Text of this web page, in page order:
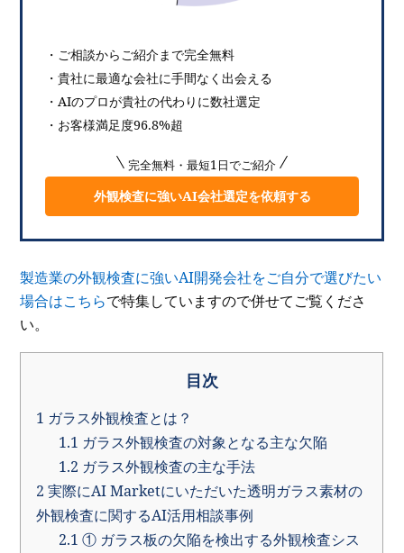
・ご相談からご紹介まで完全無料
・貴社に最適な会社に手間なく出会える
・AIのプロが貴社の代わりに数社選定
・お客様満足度96.8%超
完全無料・最短1日でご紹介
外観検査に強いAI会社選定を依頼する
製造業の外観検査に強いAI開発会社をご自分で選びたい
場合はこちらで特集していますので併せてご覧くださ
い。
目次
1 ガラス外観検査とは？
1.1 ガラス外観検査の対象となる主な欠陥
1.2 ガラス外観検査の主な手法
2 実際にAI Marketにいただいた透明ガラス素材の
外観検査に関するAI活用相談事例
2.1 ① ガラス板の欠陥を検出する外観検査シス